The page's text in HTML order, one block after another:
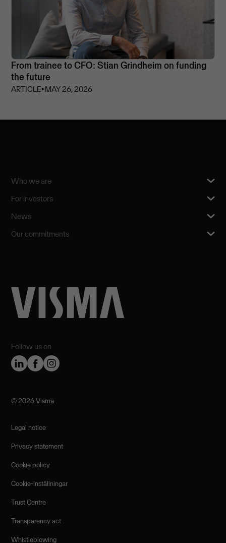
From trainee to CFO: Stian Grindheim on funding
the future
ARTICLE⏵MAY 26, 2026
Follow us on
Who we are
For investors
News
Our commitments
©️ 2026 Visma
Legal notice
Privacy statement
Cookie policy
Cookie-inställningar
Trust Centre
Transparency act
Whistleblowing